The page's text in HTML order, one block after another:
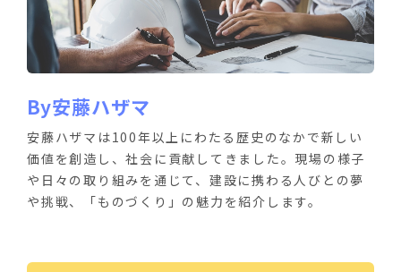
By安藤ハザマ
安藤ハザマは100年以上にわたる歴史のなかで新しい
価値を創造し、社会に貢献してきました。現場の様子
や日々の取り組みを通じて、建設に携わる人びとの夢
や挑戦、「ものづくり」の魅力を紹介します。